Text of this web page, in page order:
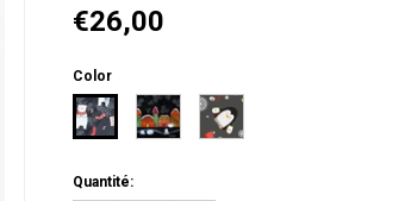
€26,00
Color
Quantité: